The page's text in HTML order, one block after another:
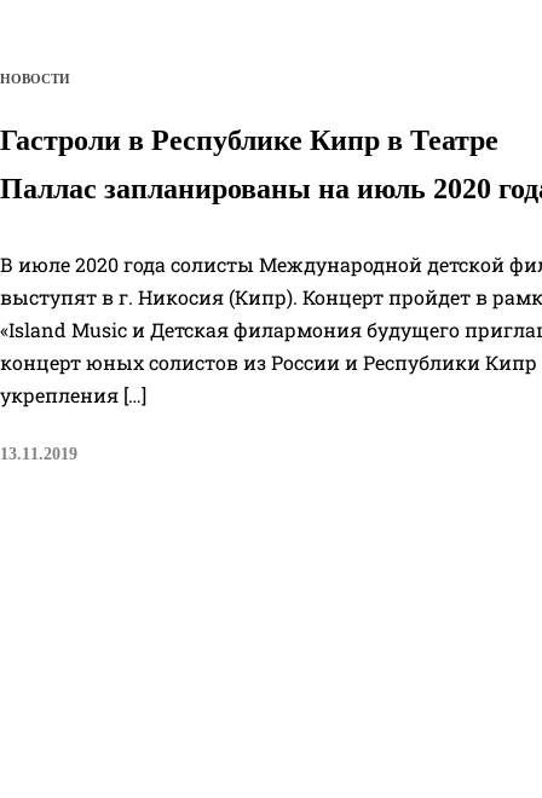
НОВОСТИ
Гастроли в Республике Кипр в Театре
Паллас запланированы на июль 2020
В июле 2020 года солисты Международной детской
выступят в г. Никосия (Кипр). Концерт пройдет в
«Island Music и Детская филармония будущего
концерт юных солистов из России и Республики
укрепления […]
13.11.2019